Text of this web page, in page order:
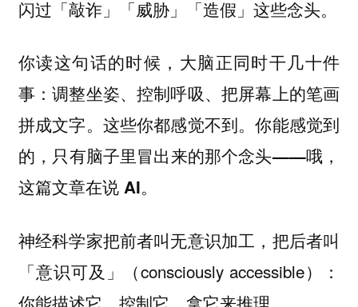
闪过「敲诈」「威胁」「造假」这些念头。
你读这句话的时候，大脑正同时干几十件
事：调整坐姿、控制呼吸、把屏幕上的笔画
拼成文字。这些你都感觉不到。你能感觉到
的，只有脑子里冒出来的那个念头——哦，
这篇文章在说 AI。
神经科学家把前者叫无意识加工，把后者叫
「意识可及」（consciously accessible）：
你能描述它、控制它、拿它来推理。